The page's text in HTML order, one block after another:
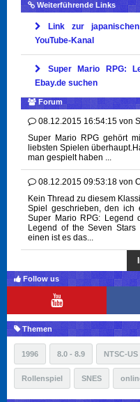
Weiterführende Links
Link zur
YouTube-Kanal
Super Mario RPG:
Ebay.de suchen
Forum
08.12.2015 16:54:15 von
Super Mario RPG gehört
liebsten Spielen
man gespielt haben ...
08.12.2015 09:53:18 von
Kein Thread zu diesem
Spiel geschrieben, den ich
Super Mario RPG: Legend
Legend of the Seven
einen ist es das...
Follow us
Themen
1996 8.0 - 8.9 NTSC-US
Rollenspiel SNES